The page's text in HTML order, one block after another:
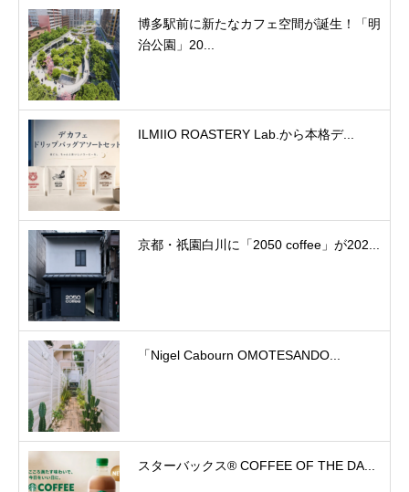
博多駅前に新たなカフェ空間が誕生！「明
治公園」20...
ILMIIO ROASTERY Lab.から本格デ...
京都・祇園白川に「2050 coffee」が202...
「Nigel Cabourn OMOTESANDO...
スターバックス® COFFEE OF THE DA...